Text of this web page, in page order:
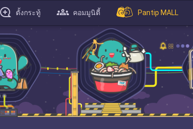
ตั้งกระทู้ คอมมูนิตี้ Pantip MALL